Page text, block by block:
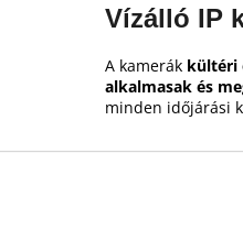
Vízálló IP
A kamerák kültéri
alkalmasak és
minden időjárási